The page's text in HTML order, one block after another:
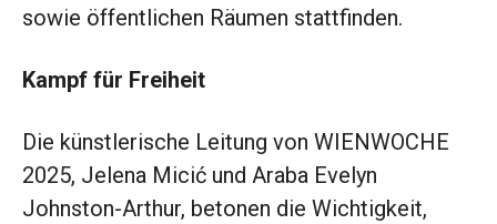
sowie öffentlichen Räumen stattfinden.
Kampf für Freiheit
Die künstlerische Leitung von WIENWOCHE
2025, Jelena Micić und Araba Evelyn
Johnston-Arthur, betonen die Wichtigkeit,